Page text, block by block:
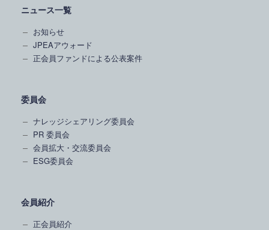
ニュース一覧
お知らせ
JPEAアウォード
正会員ファンドによる公表案件
委員会
ナレッジシェアリング委員会
PR 委員会
会員拡大・交流委員会
ESG委員会
会員紹介
正会員紹介